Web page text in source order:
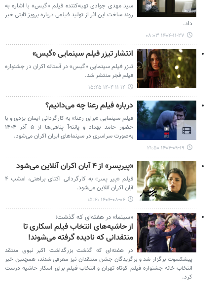
سید مهدی جوادی تهیه‌کننده فیلم «گیس» با اشاره به
روند ساخت این اثر از تولید فیلمی درباره پرویز ثابتی خبر
داد.
۱۴۰۴-۱۱-۲۷ ۰۸:۰۳
انتشار تیزر فیلم سینمایی «گیس»
تیزر فیلم سینمایی «گیس» در آستانه اکران در جشنواره
فیلم فجر منتشر شد.
۱۴۰۴-۱۱-۱۴ ۱۵:۴۵
درباره فیلم رعنا چه می‌دانیم؟
فیلم سینمایی «برای رعنا» به کارگردانی ایمان یزدی و با
حضور حامد بهداد و پانته‌آ پناهی‌ها از ۵ آذر ۱۴۰۴
به‌صورت سراسری در سینماهای ایران اکران می‌شود.
۱۴۰۴-۰۹-۱۹ ۲۱:۵۰
«پیرپسر» از ۴ آبان اکران آنلاین می‌شود
فیلم «پیر پسر» به کارگردانی اکتای براهنی، امشب ۴
آبان اکران آنلاین می‌شود.
۱۴۰۴-۰۸-۰۴ ۱۵:۴۱
«سینما» در هفته‌ای که گذشت؛
از حاشیه‌های انتخاب فیلم اسکاری تا
منتقدانی که نادیده گرفته می‌شوند!
در هفته‌ای که گذشت بزرگداشت اکبر نبوی منتقد
پیشکسوت برگزار شد و برگزیدگان جشن منتقدان نیز معرفی شدند، همچنین خبر
انتخاب خانه جشنواره فیلم کوتاه تهران و انتخاب فیلم برای اسکار حاشیه درست
کرد.